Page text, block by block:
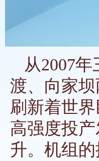
从2007
渡、向家
刷新着世
高强度投
升。机组